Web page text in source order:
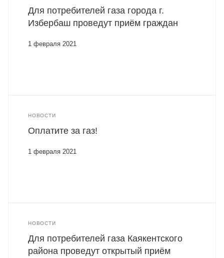
Для потребителей газа города г.
Избербаш проведут приём граждан
1 февраля 2021
НОВОСТИ
Оплатите за газ!
1 февраля 2021
НОВОСТИ
Для потребителей газа Каякентского
района проведут открытый приём